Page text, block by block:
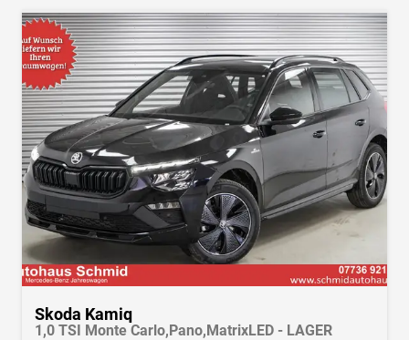
Skoda Kamiq
1,0 TSI Monte Carlo,Pano,MatrixLED - LAGER